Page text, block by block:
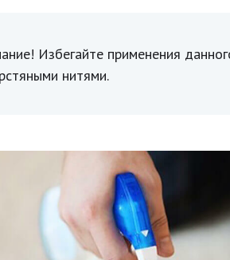
Избегайте применения
нитями.